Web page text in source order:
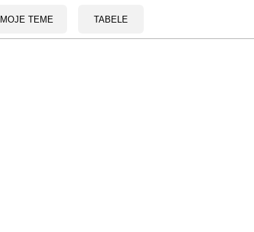
MOJE TEME TABELE